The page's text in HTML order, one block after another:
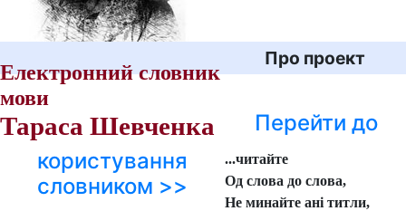
Електронний словник
мови
Тараса Шевченка
...читайте
Од слова до слова,
Не минайте ані титли,
Про проект
Перейти до
користування
словником >>